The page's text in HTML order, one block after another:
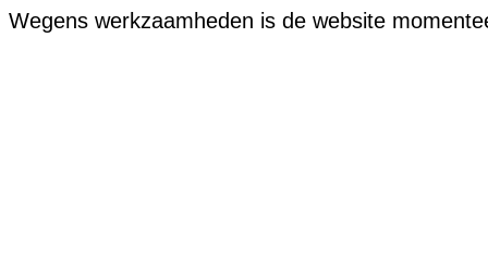
Wegens werkzaamheden is de website